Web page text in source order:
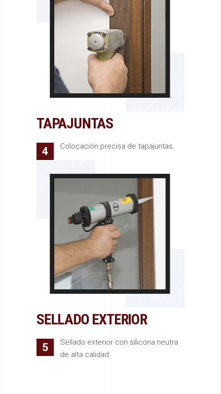
TAPAJUNTAS
4 Colocación precisa de tapajuntas.
SELLADO EXTERIOR
5
Sellado exterior con silicona neutra
de alta calidad.